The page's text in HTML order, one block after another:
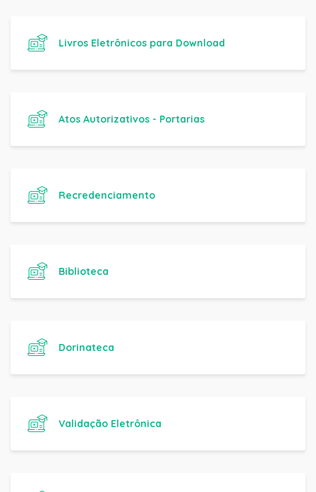
Livros Eletrônicos para Download
Atos Autorizativos - Portarias
Recredenciamento
Biblioteca
Dorinateca
Validação Eletrônica